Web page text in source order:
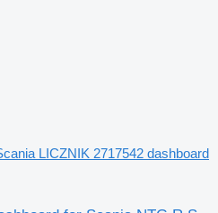
LICZNIK 2717542 dashboard